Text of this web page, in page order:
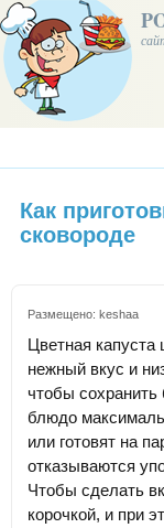
Как
сковороде
Размещено: keshaa
Цветная капуста
нежный вкус и
чтобы
блюдо
или готовят на
отказываются
Чтобы сделать
корочкой, и при